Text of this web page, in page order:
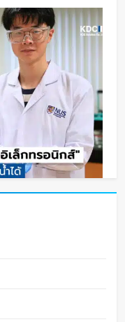
ทรอนิกส์” ที่รับรู้
ำได้